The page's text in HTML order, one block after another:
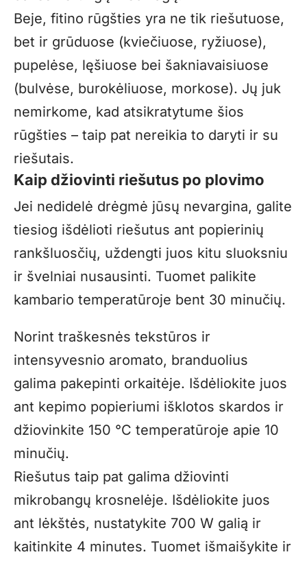
Beje, fitino rūgšties yra ne tik riešutuose,
bet ir grūduose (kviečiuose, ryžiuose),
pupelėse, lęšiuose bei šakniavaisiuose
(bulvėse, burokėliuose, morkose). Jų juk
nemirkome, kad atsikratytume šios
rūgšties – taip pat nereikia to daryti ir su
riešutais.
Kaip džiovinti riešutus po plovimo
Jei nedidelė drėgmė jūsų nevargina, galite
tiesiog išdėlioti riešutus ant popierinių
rankšluosčių, uždengti juos kitu sluoksniu
ir švelniai nusausinti. Tuomet palikite
kambario temperatūroje bent 30 minučių.
Norint traškesnės tekstūros ir
intensyvesnio aromato, branduolius
galima pakepinti orkaitėje. Išdėliokite juos
ant kepimo popieriumi išklotos skardos ir
džiovinkite 150 °C temperatūroje apie 10
minučių.
Riešutus taip pat galima džiovinti
mikrobangų krosnelėje. Išdėliokite juos
ant lėkštės, nustatykite 700 W galią ir
kaitinkite 4 minutes. Tuomet išmaišykite ir